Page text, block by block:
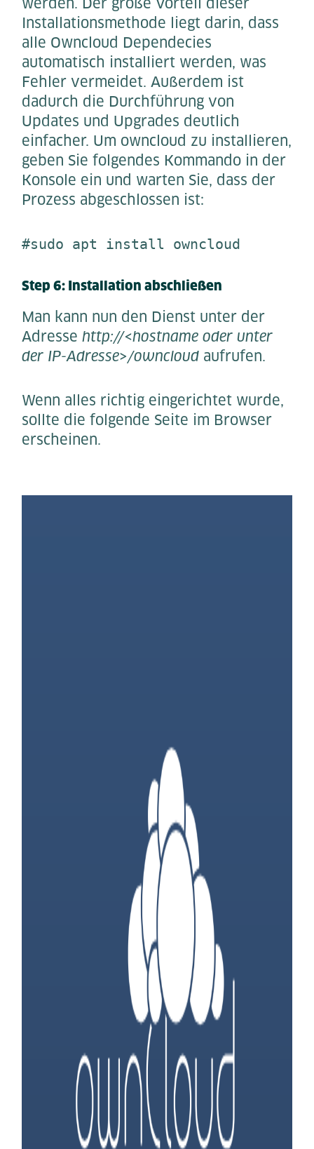
Installationsmethode liegt darin, dass
alle Owncloud Dependecies
automatisch installiert werden, was
Fehler vermeidet. Außerdem ist
dadurch die Durchführung von
Updates und Upgrades deutlich
einfacher. Um owncloud zu installieren,
geben Sie folgendes Kommando in der
Konsole ein und warten Sie, dass der
Prozess abgeschlossen ist:
#sudo apt install owncloud
Step 6: Installation abschließen
Man kann nun den Dienst unter der
Adressehttp://<hostname oder unter
der IP-Adresse>/owncloud aufrufen.
Wenn alles richtig eingerichtet wurde,
sollte die folgende Seite im Browser
erscheinen.